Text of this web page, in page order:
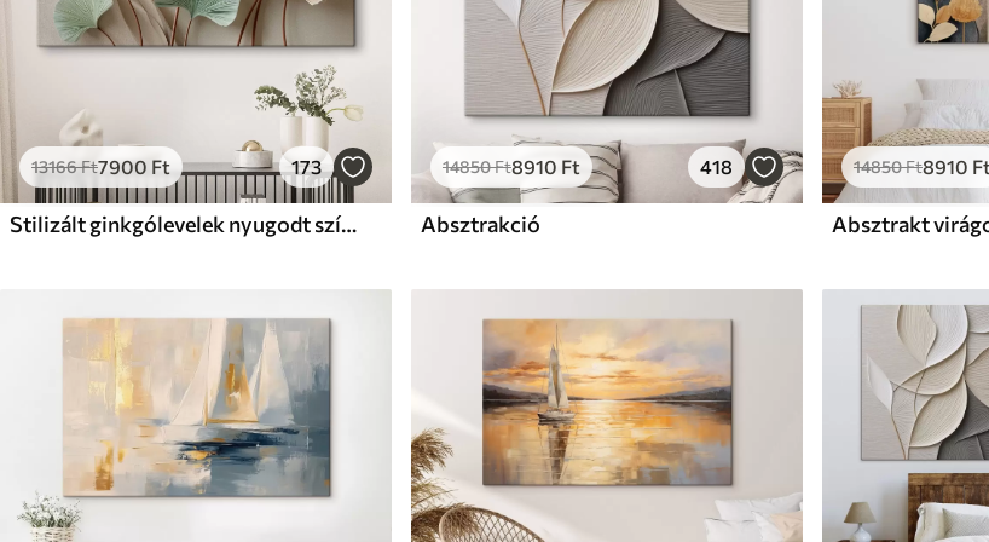
13166Ft7900 Ft 173
Stilizált ginkgólevelek nyugodt színekben
14850Ft8910 Ft 418
Absztrakció
14850Ft8910
Absztrakt